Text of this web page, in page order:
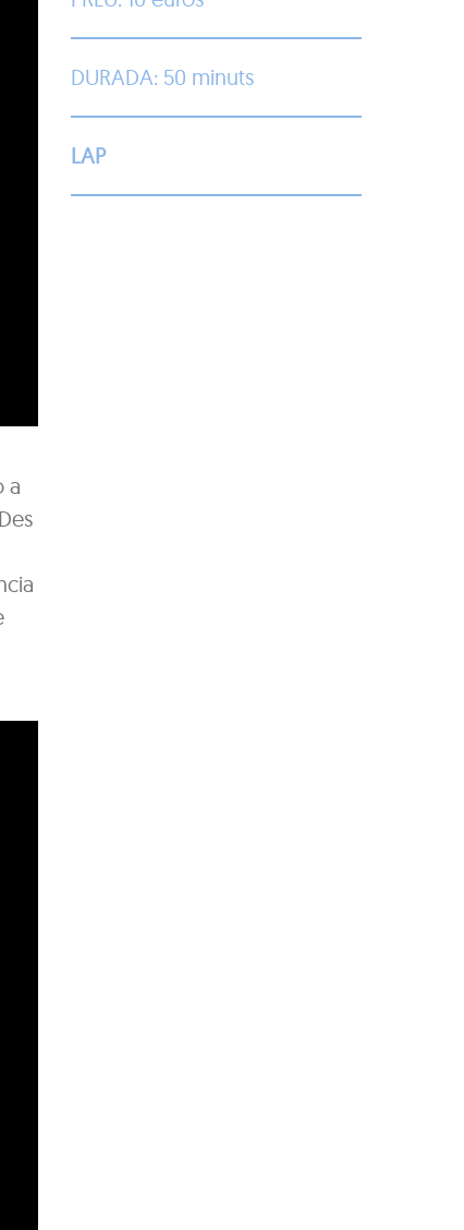
a
DURADA: 50 minuts
LAP